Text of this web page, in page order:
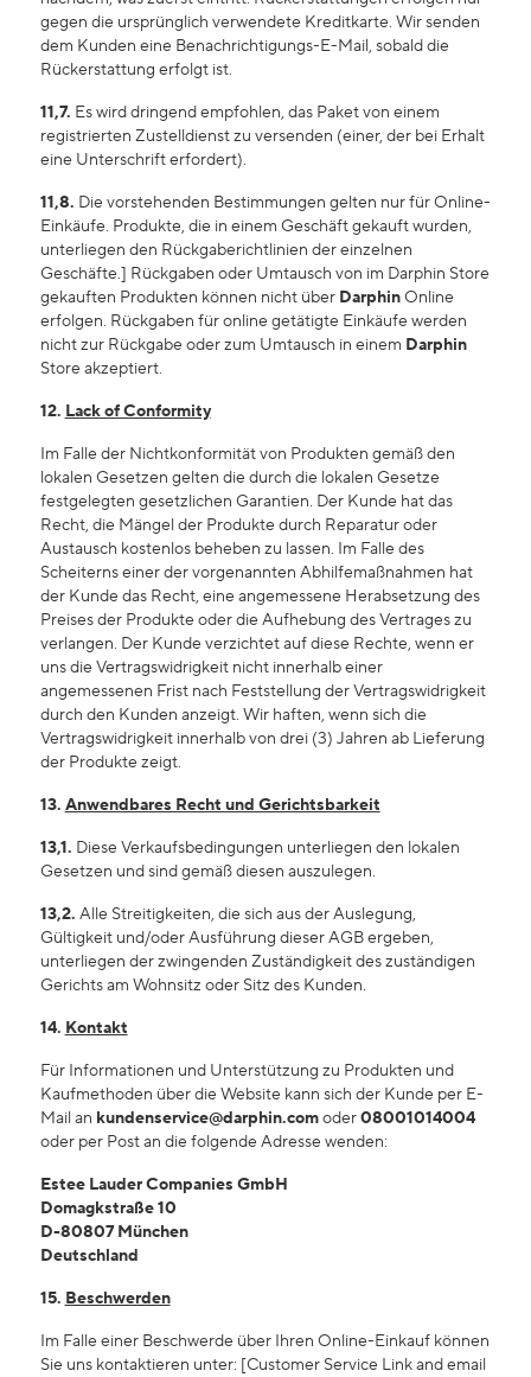
gegen die ursprünglich verwendete Kreditkarte. Wir senden
dem Kunden eine Benachrichtigungs-E-Mail, sobald die
Rückerstattung erfolgt ist.
11,7. Es wird dringend empfohlen, das Paket von einem
registrierten Zustelldienst zu versenden (einer, der bei Erhalt
eine Unterschrift erfordert).
11,8. Die vorstehenden Bestimmungen gelten nur für Online-
Einkäufe. Produkte, die in einem Geschäft gekauft wurden,
unterliegen den Rückgaberichtlinien der einzelnen
Geschäfte.] Rückgaben oder Umtausch von im Darphin Store
gekauften Produkten können nicht über DarphinOnline
erfolgen. Rückgaben für online getätigte Einkäufe werden
nicht zur Rückgabe oder zum Umtausch in einem Darphin
Store akzeptiert.
12. Lack of Conformity
Im Falle der Nichtkonformität von Produkten gemäß den
lokalen Gesetzen gelten die durch die lokalen Gesetze
festgelegten gesetzlichen Garantien. Der Kunde hat das
Recht, die Mängel der Produkte durch Reparatur oder
Austausch kostenlos beheben zu lassen. Im Falle des
Scheiterns einer der vorgenannten Abhilfemaßnahmen hat
der Kunde das Recht, eine angemessene Herabsetzung des
Preises der Produkte oder die Aufhebung des Vertrages zu
verlangen. Der Kunde verzichtet auf diese Rechte, wenn er
uns die Vertragswidrigkeit nicht innerhalb einer
angemessenen Frist nach Feststellung der Vertragswidrigkeit
durch den Kunden anzeigt. Wir haften, wenn sich die
Vertragswidrigkeit innerhalb von drei (3) Jahren ab Lieferung
der Produkte zeigt.
13. Anwendbares Recht und Gerichtsbarkeit
13,1. Diese Verkaufsbedingungen unterliegen den lokalen
Gesetzen und sind gemäß diesen auszulegen.
13,2. Alle Streitigkeiten, die sich aus der Auslegung,
Gültigkeit und/oder Ausführung dieser AGB ergeben,
unterliegen der zwingenden Zuständigkeit des zuständigen
Gerichts am Wohnsitz oder Sitz des Kunden.
14. Kontakt
Für Informationen und Unterstützung zu Produkten und
Kaufmethoden über die Website kann sich der Kunde per E-
Mail an kundenservice@darphin.comoder08001014004
oder per Post an die folgende Adresse wenden:
Estee Lauder Companies GmbH
Domagkstraße 10
D-80807 München
Deutschland
15. Beschwerden
Im Falle einer Beschwerde über Ihren Online-Einkauf können
Sie uns kontaktieren unter: [Customer Service Link and email